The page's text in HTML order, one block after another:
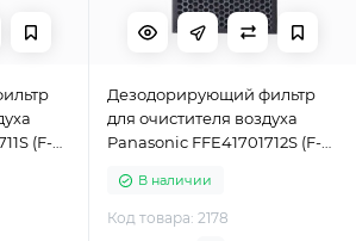
(F-
Дезодорирующий фильтр
для очистителя воздуха
Panasonic FFE41701712S (F-
В наличии
Код товара: 2178